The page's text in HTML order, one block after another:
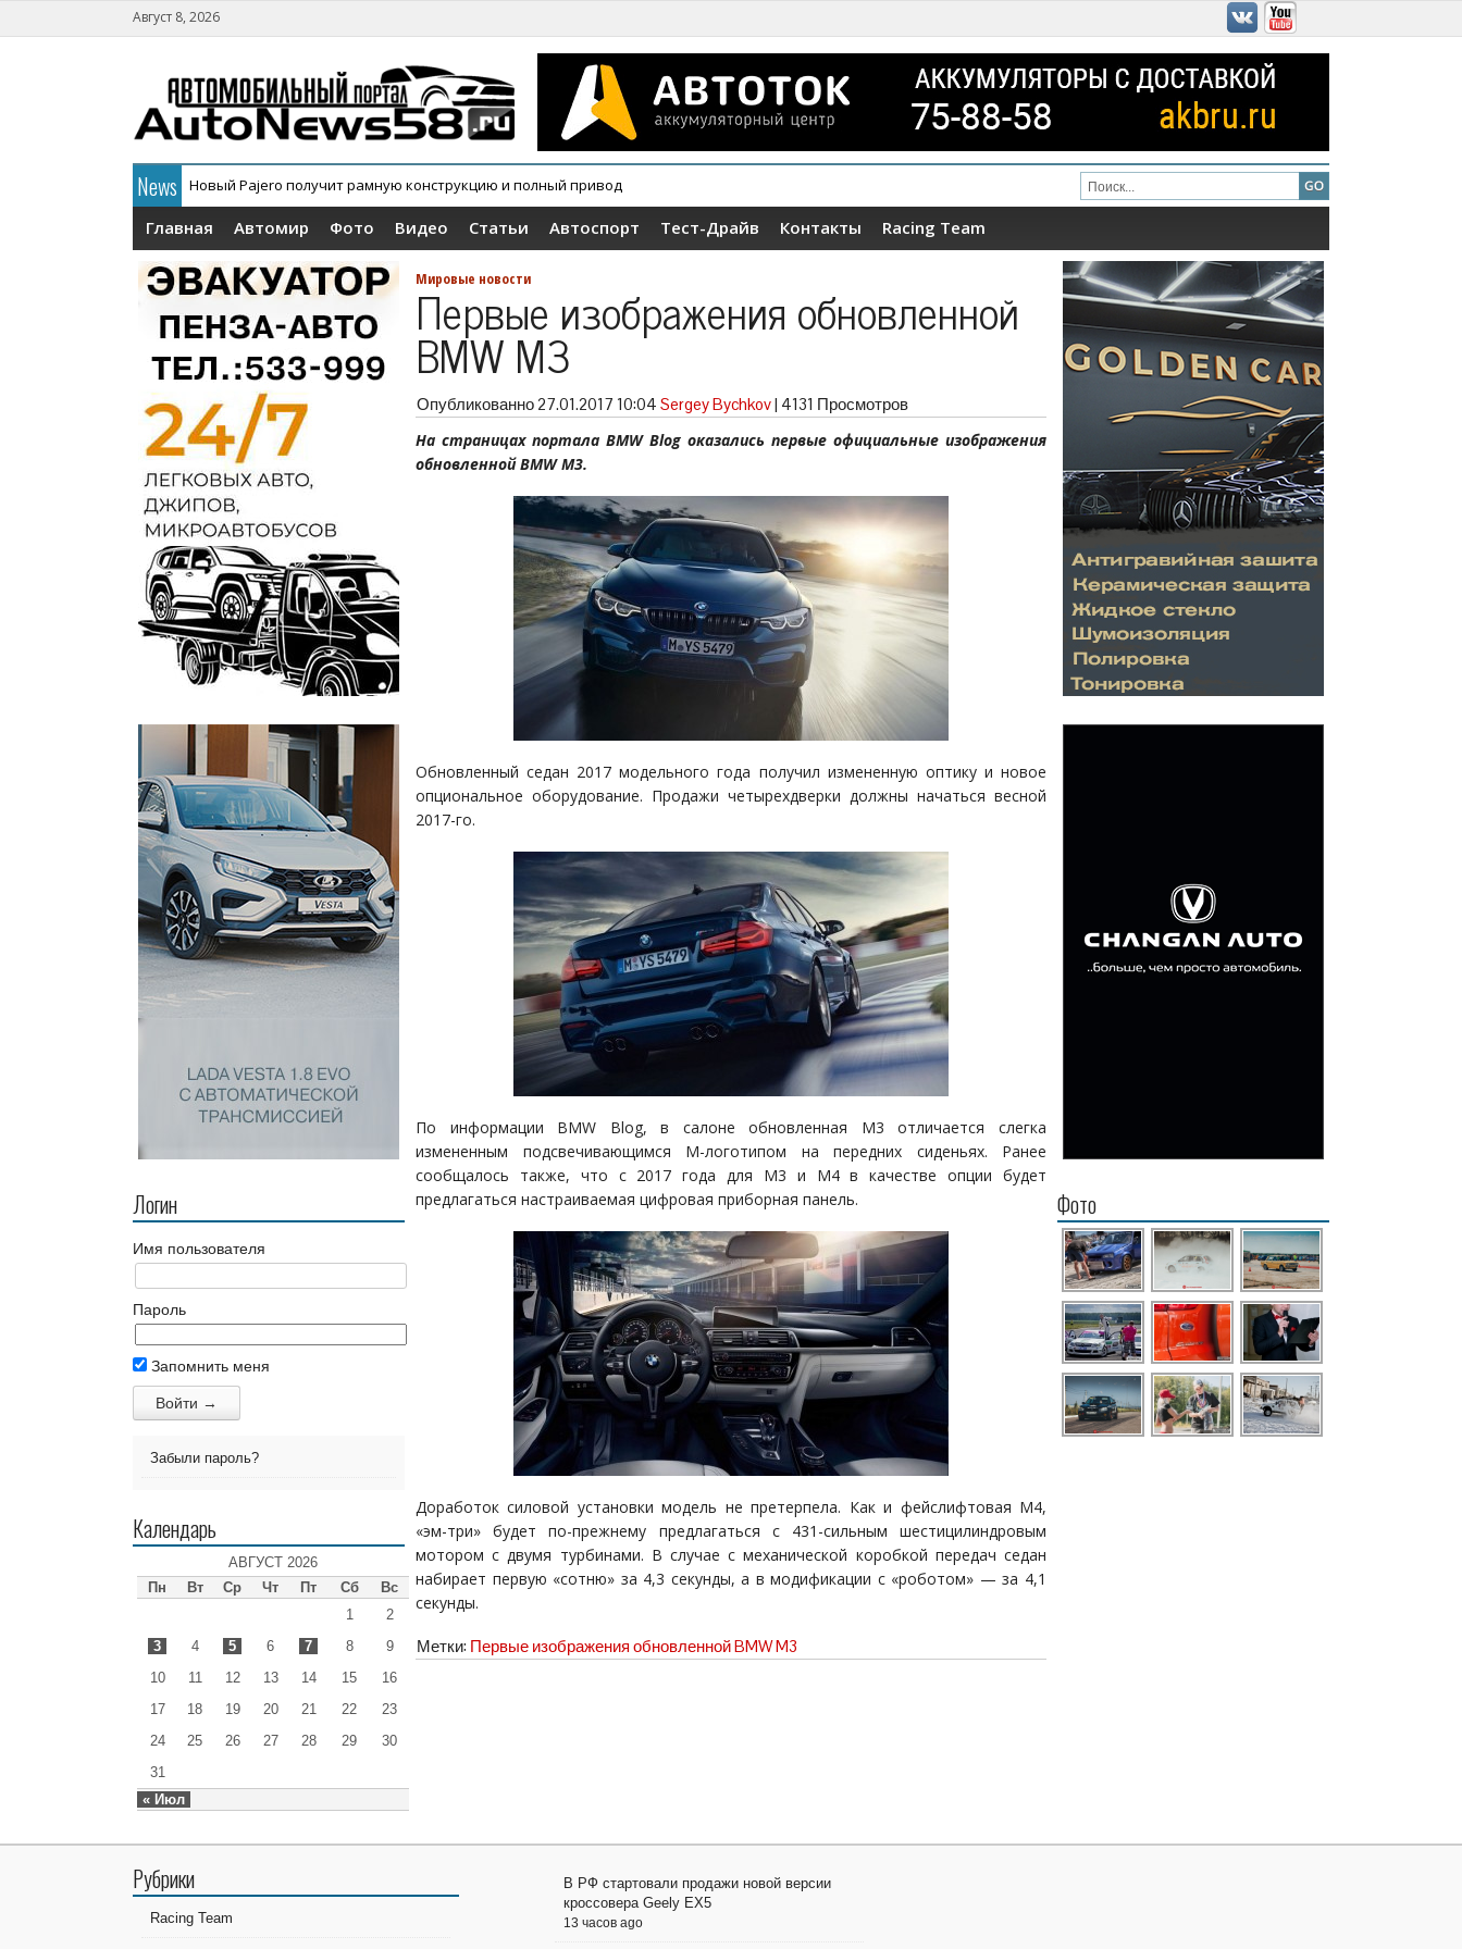
Август 8, 2026
News Новый Pajero получит рамную конструкцию и полный привод
Главная Автомир Фото Видео Статьи Автоспорт Тест-Драйв Контакты Racing Team
Логин
Имя пользователя
Пароль
Запомнить меня
Забыли пароль?
Календарь
АВГУСТ 2026
Пн
Вт Ср Чт Пт Сб Вс
« Июл
1
2
3
4 5 6 7 8
9
10
11 12 13 14 15
16
17
18 19 20 21 22
23
24
25 26 27 28 29
30
31
Мировые новости
Первые изображения обновленной
BMW M3
Опубликованно27.01.2017 10:04 Sergey Bychkov| 4131 Просмотров
На страницах портала BMW Blog оказались первые официальные изображения
обновленной BMW M3.
Обновленный седан 2017 модельного года получил измененную оптику и новое
опциональное оборудование. Продажи четырехдверки должны начаться весной
2017-го.
По информации BMW Blog, в салоне обновленная M3 отличается слегка
измененным подсвечивающимся M-логотипом на передних сиденьях. Ранее
сообщалось также, что с 2017 года для M3 и M4 в качестве опции будет
предлагаться настраиваемая цифровая приборная панель.
Доработок силовой установки модель не претерпела. Как и фейслифтовая M4,
«эм-три» будет по-прежнему предлагаться с 431-сильным шестицилиндровым
мотором с двумя турбинами. В случае с механической коробкой передач седан
набирает первую «сотню» за 4,3 секунды, а в модификации с «роботом» — за 4,1
секунды.
Метки: Первые изображения обновленной BMW M3
Фото
Рубрики
Racing Team
В РФ стартовали продажи новой версии
кроссовера Geely EX5
13 часов ago